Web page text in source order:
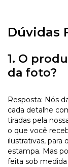
Dúvidas
1. O
da foto?
Resposta: Nós
cada detalhe
tiradas pela
o que você
ilustrativas, para
estampa. Mas
feita sob